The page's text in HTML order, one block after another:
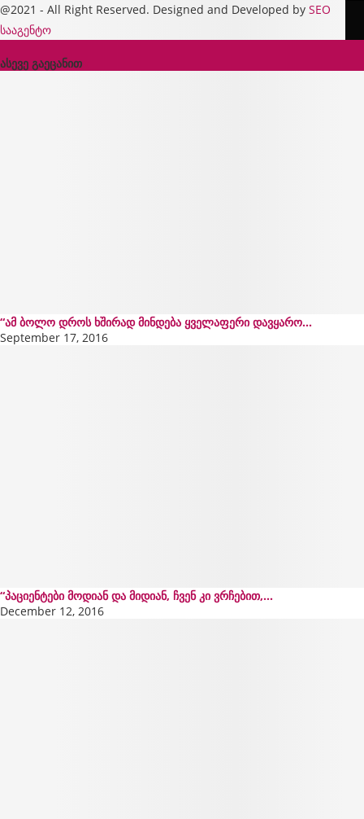
@2021 - All Right Reserved. Designed and Developed by SEO
სააგენტო
ასევე გაეცანით
“ამ ბოლო დროს ხშირად მინდება ყველაფერი დავყარო...
September 17, 2016
“პაციენტები მოდიან და მიდიან, ჩვენ კი ვრჩებით,...
December 12, 2016